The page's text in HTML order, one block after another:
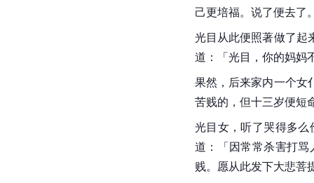
己更培福。说了便去了
光目从此便照著做了起
道：「光目，你的妈妈
果然，后来家内一个女
苦贱的，但十三岁便短
光目女，听了哭得多
道：「因常常杀害打
贱。愿从此发下大悲菩